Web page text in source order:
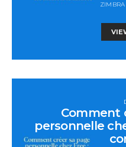
ZIMBRA
Comment
personnelle